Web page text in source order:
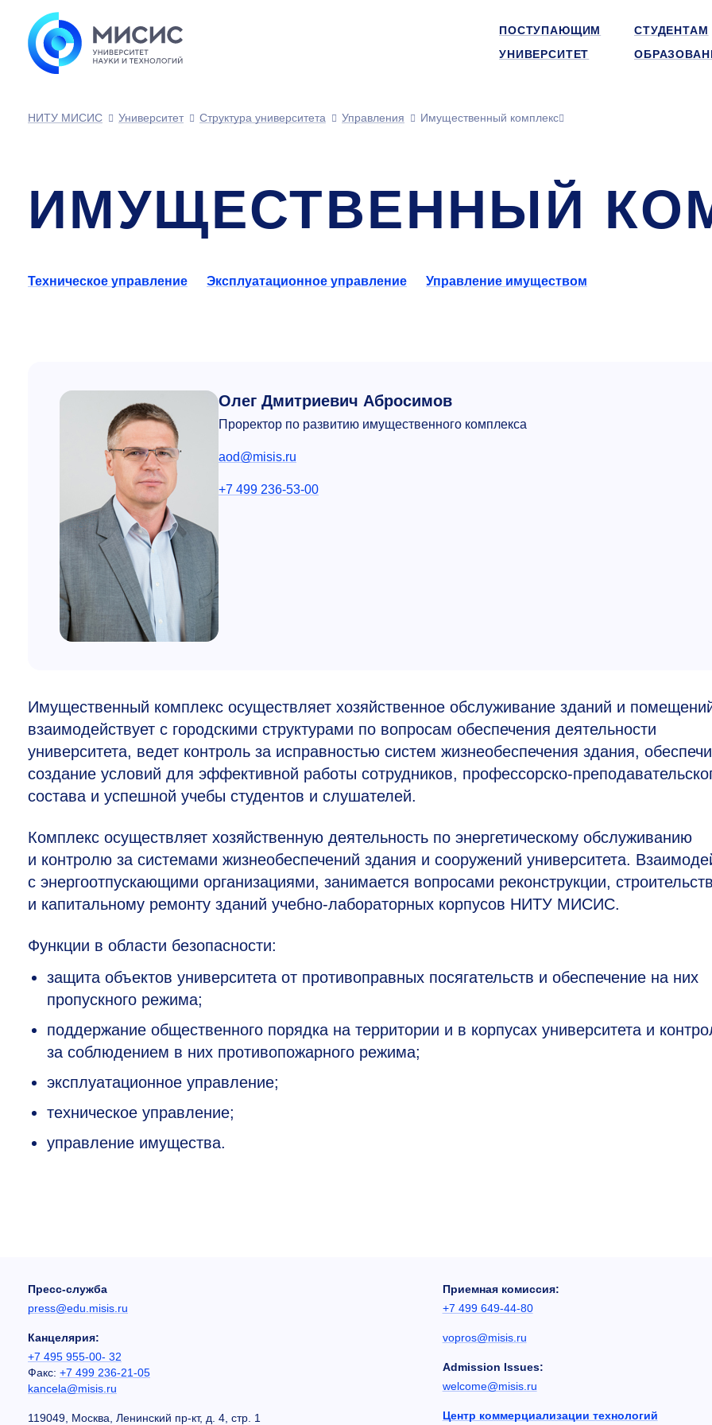
ПОСТУПАЮЩИМ
СТУДЕНТАМ
УНИВЕРСИТЕТ
НИТУ МИСИС Университет Структура университета Управления Имущественный комплекс
ИМУЩЕСТВЕННЫЙ
Техническое управление Эксплуатационное управление Управление имуществом
Олег Дмитриевич Абросимов
Проректор по развитию имущественного комплекса
aod@misis.ru
+7 499 236-53-00
Имущественный комплекс осуществляет хозяйственное обслуживание зданий и
взаимодействует с городскими структурами по вопросам обеспечения деятельности
университета, ведет контроль за исправностью систем жизнеобеспечения здания,
создание условий для эффективной работы сотрудников, профессорско-
состава и успешной учебы студентов и слушателей.
Комплекс осуществляет хозяйственную деятельность по энергетическому обслуживанию
и контролю за системами жизнеобеспечений здания и сооружений университета.
с энергоотпускающими организациями, занимается вопросами реконструкции,
и капитальному ремонту зданий учебно-лабораторных корпусов НИТУ МИСИС.
Функции в области безопасности:
защита объектов университета от противоправных посягательств и обеспечение на них
пропускного режима;
поддержание общественного порядка на территории и в корпусах университета и
за соблюдением в них противопожарного режима;
эксплуатационное управление;
техническое управление;
управление имущества.
Пресс-служба
press@edu.misis.ru
Канцелярия:
+7 495 955-00- 32
Факс: +7 499 236-21-05
kancela@misis.ru
119049, Москва, Ленинский пр-кт, д. 4, стр. 1
Приемная комиссия:
+7 499 649-44-80
vopros@misis.ru
Admission Issues:
welcome@misis.ru
Центр коммерциализации технологий